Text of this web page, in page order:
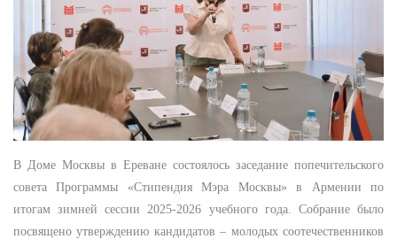
В Доме Москвы в Ереване состоялось заседание попечительского
совета Программы «Стипендия Мэра Москвы» в Армении по
итогам зимней сессии 2025-2026 учебного года. Собрание было
посвящено утверждению кандидатов – молодых соотечественников